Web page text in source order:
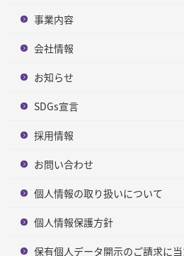
事業内容
会社情報
お知らせ
SDGs宣言
採用情報
お問い合わせ
個人情報の取り扱いについて
個人情報保護方針
保有個人データ開示のご請求に